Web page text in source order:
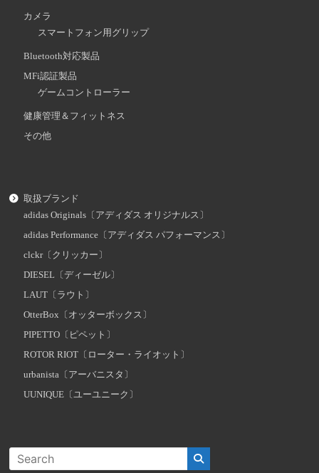
カメラ
スマートフォン用グリップ
Bluetooth対応製品
MFi認証製品
ゲームコントローラー
健康管理＆フィットネス
その他
取扱ブランド
adidas Originals〔アディダス オリジナルス〕
adidas Performance〔アディダス パフォーマンス〕
clckr〔クリッカー〕
DIESEL〔ディーゼル〕
LAUT〔ラウト〕
OtterBox〔オッターボックス〕
PIPETTO〔ピペット〕
ROTOR RIOT〔ローター・ライオット〕
urbanista〔アーバニスタ〕
UUNIQUE〔ユーユニーク〕